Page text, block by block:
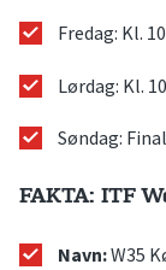
Fredag: Kl.
Lørdag: Kl.
Søndag:
FAKTA: ITF
Navn:W35